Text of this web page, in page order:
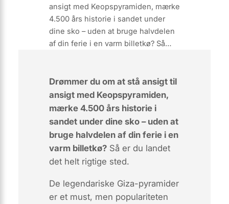
ansigt med Keopspyramiden, mærke
4.500 års historie i sandet under
dine sko – uden at bruge halvdelen
af din ferie i en varm billetkø? Så…
Drømmer du om at stå ansigt til
ansigt med Keopspyramiden,
mærke 4.500 års historie i
sandet under dine sko – udenat
bruge halvdelen af din ferie i en
varm billetkø?Så er du landet
det helt rigtige sted.
De legendariske Giza-pyramider
er et must, men populariteten